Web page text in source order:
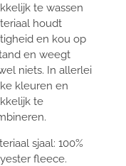
te wassen
houdt
en kou op
en weegt
niets. In allerlei
kleuren en
te
sjaal: 100%
fleece.